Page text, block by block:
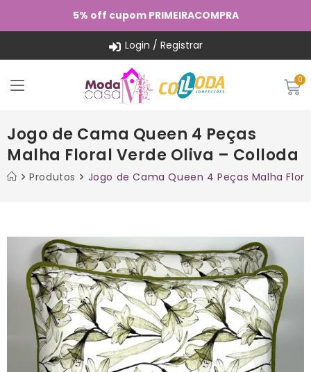
5% off cupom PRIMEIRACOMPRA
Login / Registrar
Jogo de Cama Queen 4 Peças
Malha Floral Verde Oliva – Colloda
Produtos Jogo de Cama Queen 4 Peças Malha